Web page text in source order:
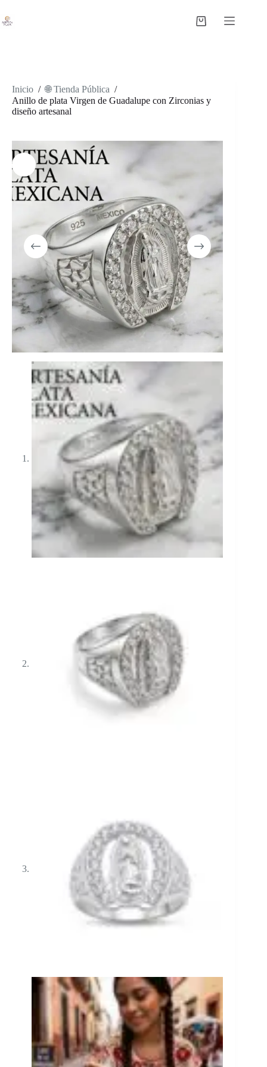
al
contenido
Carro
Inicio / 🌐 Tienda Pública /
Anillo de plata Virgen de Guadalupe con Zirconias y
diseño artesanal